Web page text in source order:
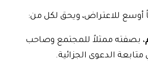
أوسع للاعتراض، ويحق لكل من:
، بصفته ممثلاً للمجتمع وصاحب
الدعوى الجزائية.